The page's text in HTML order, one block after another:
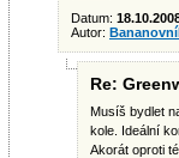
Datum:
Autor:
Re:
Musíš bydlet
kole. Ideální
Akorát oproti